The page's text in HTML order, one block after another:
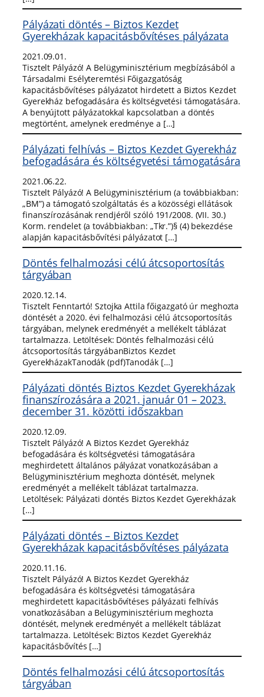
Pályázati döntés – Biztos Kezdet
Gyerekházak kapacitásbővítéses pályázata
2021.09.01.
Tisztelt Pályázó! A Belügyminisztérium megbízásából a
Társadalmi Esélyteremtési Főigazgatóság
kapacitásbővítéses pályázatot hirdetett a Biztos Kezdet
Gyerekház befogadására és költségvetési támogatására.
A benyújtott pályázatokkal kapcsolatban a döntés
megtörtént, amelynek eredménye a […]
Pályázati felhívás – Biztos Kezdet Gyerekház
befogadására és költségvetési támogatására
2021.06.22.
Tisztelt Pályázó! A Belügyminisztérium (a továbbiakban:
„BM”) a támogató szolgáltatás és a közösségi ellátások
finanszírozásának rendjéről szóló 191/2008. (VII. 30.)
Korm. rendelet (a továbbiakban: „Tkr.”)§ (4) bekezdése
alapján kapacitásbővítési pályázatot […]
Döntés felhalmozási célú átcsoportosítás
tárgyában
2020.12.14.
Tisztelt Fenntartó! Sztojka Attila főigazgató úr meghozta
döntését a 2020. évi felhalmozási célú átcsoportosítás
tárgyában, melynek eredményét a mellékelt táblázat
tartalmazza. Letöltések: Döntés felhalmozási célú
átcsoportosítás tárgyábanBiztos Kezdet
GyerekházakTanodák (pdf)Tanodák […]
Pályázati döntés Biztos Kezdet Gyerekházak
finanszírozására a 2021. január 01 – 2023.
december 31. közötti időszakban
2020.12.09.
Tisztelt Pályázó! A Biztos Kezdet Gyerekház
befogadására és költségvetési támogatására
meghirdetett általános pályázat vonatkozásában a
Belügyminisztérium meghozta döntését, melynek
eredményét a mellékelt táblázat tartalmazza.
Letöltések: Pályázati döntés Biztos Kezdet Gyerekházak
[…]
Pályázati döntés – Biztos Kezdet
Gyerekházak kapacitásbővítéses pályázata
2020.11.16.
Tisztelt Pályázó! A Biztos Kezdet Gyerekház
befogadására és költségvetési támogatására
meghirdetett kapacitásbővítéses pályázati felhívás
vonatkozásában a Belügyminisztérium meghozta
döntését, melynek eredményét a mellékelt táblázat
tartalmazza. Letöltések: Biztos Kezdet Gyerekház
kapacitásbővítés […]
Döntés felhalmozási célú átcsoportosítás
tárgyában